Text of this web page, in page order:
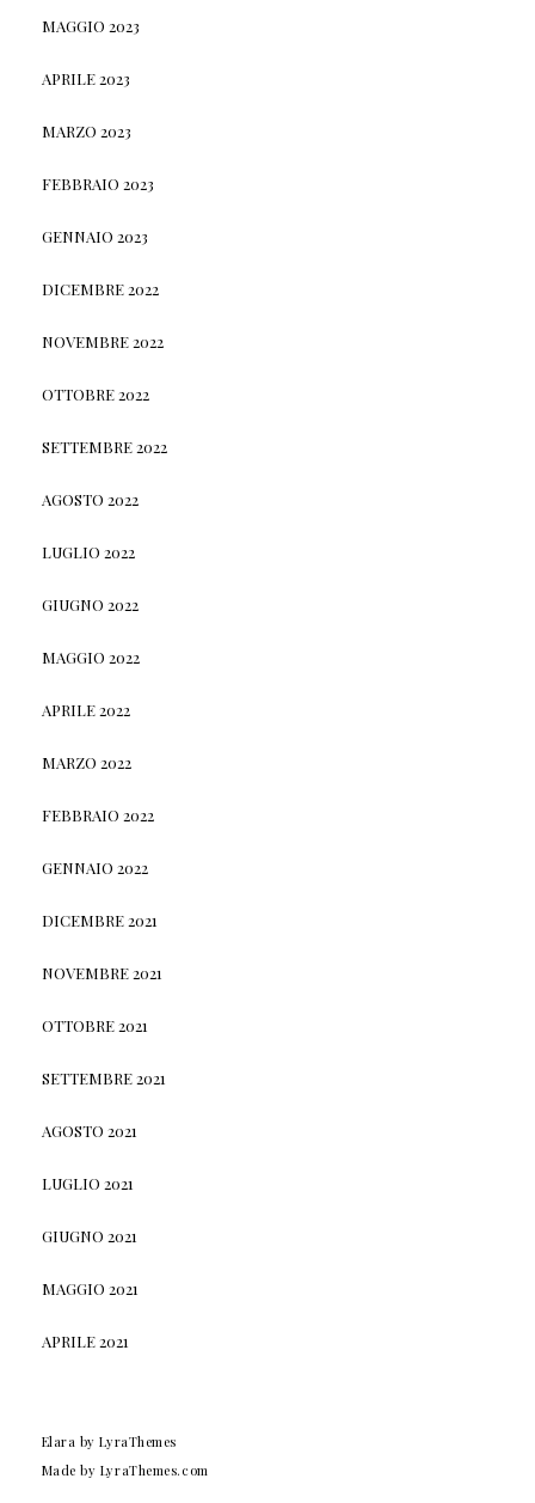
MAGGIO 2023
APRILE 2023
MARZO 2023
FEBBRAIO 2023
GENNAIO 2023
DICEMBRE 2022
NOVEMBRE 2022
OTTOBRE 2022
SETTEMBRE 2022
AGOSTO 2022
LUGLIO 2022
GIUGNO 2022
MAGGIO 2022
APRILE 2022
MARZO 2022
FEBBRAIO 2022
GENNAIO 2022
DICEMBRE 2021
NOVEMBRE 2021
OTTOBRE 2021
SETTEMBRE 2021
AGOSTO 2021
LUGLIO 2021
GIUGNO 2021
MAGGIO 2021
APRILE 2021
Elara by LyraThemes
Made by LyraThemes.com